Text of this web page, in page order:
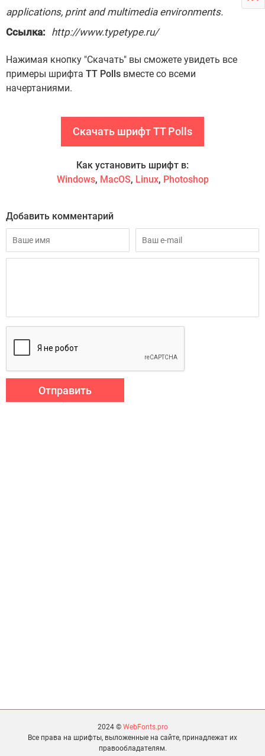
applications, print and multimedia environments.
Ссылка: http://www.typetype.ru/
Нажимая кнопку "Скачать" вы сможете увидеть все
примеры шрифта TT Polls вместе со всеми
начертаниями.
Скачать шрифт TT Polls
Как установить шрифт в:
Windows, MacOS, Linux, Photoshop
Добавить комментарий
Отправить
2024 © WebFonts.pro
Все права на шрифты, выложенные на сайте, принадлежат их
правообладателям.